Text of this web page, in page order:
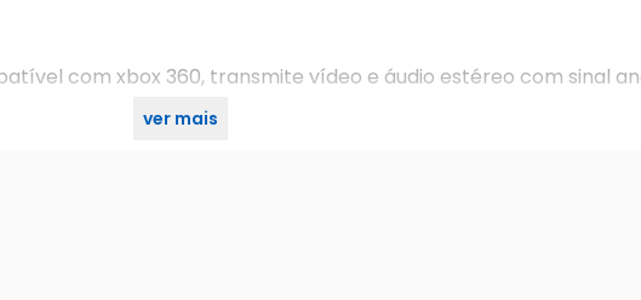
com xbox 360, transmite vídeo e áudio estéreo com sinal
ver mais